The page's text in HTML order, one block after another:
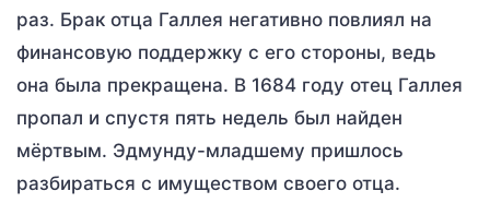
раз. Брак отца Галлея негативно повлиял на
финансовую поддержку с его стороны, ведь
она была прекращена. В 1684 году отец Галлея
пропал и спустя пять недель был найден
мёртвым. Эдмунду-младшему пришлось
разбираться с имуществом своего отца.